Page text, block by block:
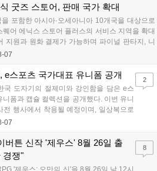
니티에서 확인 가능하다....
굿즈 스토어, 판매 국가 확대
포함한 아시아·오세아니아 10개국을 대상으로
퀘어 에닉스 스토어 플러스의 서비스 지역을 확대
지원과 원화 결제가 가능하며 파이널 판타지, 니
어, 굿즈를 구매할 수 있습니다. 신상품이 순차적
07
e스포츠 국가대표 유니폼 공개
국 도자기의 절제미와 강인함을 담은 e스
폼과 캡슐 컬렉션을 공개했다. 이번 유니
전 행사에서 착용될 예정이며, 일상복으로
8월 28일부터 골스튜디오 공식 홈페이지
별도의 유니폼을 착용할 계획이다....
07
2
버튼 신작 '제우스' 8월 26일 출
쟁"
'제우스: 오만의 신'을 8월 26일 낮 12시
8